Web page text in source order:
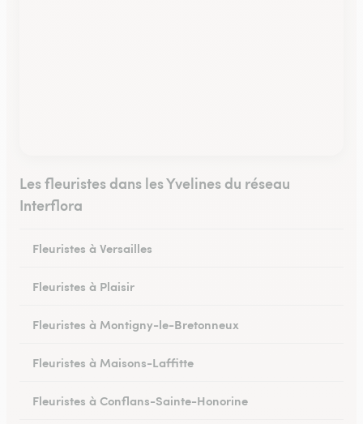
Les fleuristes dans les Yvelines du réseau
Interflora
Fleuristes à Versailles
Fleuristes à Plaisir
Fleuristes à Montigny-le-Bretonneux
Fleuristes à Maisons-Laffitte
Fleuristes à Conflans-Sainte-Honorine